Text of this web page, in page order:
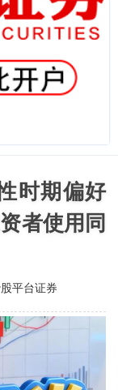
时期偏好
者使用同
平台证券